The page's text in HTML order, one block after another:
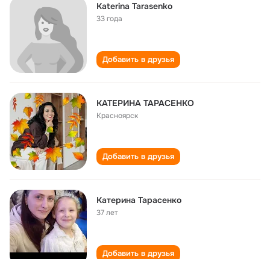
Katerina Tarasenko
33 года
Добавить в друзья
КАТЕРИНА ТАРАСЕНКО
Красноярск
Добавить в друзья
Катерина Тарасенко
37 лет
Добавить в друзья